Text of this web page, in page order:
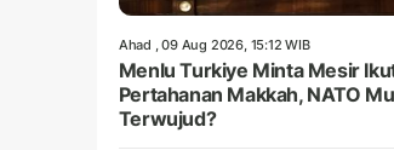
Ahad , 09 Aug 2026, 15:12 WIB
Menlu Turkiye Minta Mesir
Pertahanan Makkah, NATO
Terwujud?